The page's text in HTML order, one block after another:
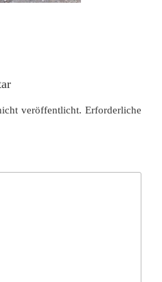
veröffentlicht. Erforderliche